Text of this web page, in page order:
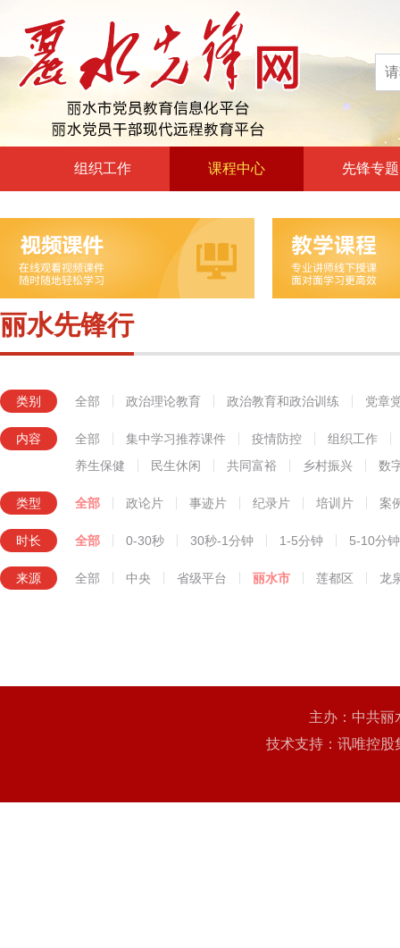
组织工作
领导动态
自身建设
组工文件
组工之窗
课程中心
政治教育和政治训练
党章党规党纪教育
革命传统教育
先锋专题
丽水先锋行
类别 全部 政治理论教育 政治教育和政治训练 党章
内容 全部 集中学习推荐课件 疫情防控
组织工作
养生保健
民生休闲 共同富裕 乡村振兴 数
类型 全部 政论片 事迹片 纪录片 培训片 案
时长 全部 0-30秒 30秒-1分钟 1-5分钟 5-10分钟
来源 全部 中央 省级平台 丽水市 莲都区 龙
主办：中共
技术支持：讯唯控